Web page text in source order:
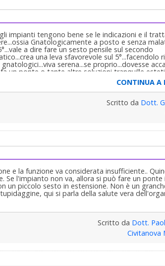
impianti tengono bene se le indicazioni e il
Gnatologicamente a posto e senza
a dire fare un sesto pensile sul secondo
una leva sfavorevole sul 5°...facendolo
serena...se proprio...dovesse
un ponte o tante altre soluzioni tranquille
PettiCONTINUA A
Scritto da Dott.
e la funzione va considerata insufficiente..
Se l'impianto non va, allora si può fare un ponte
un piccolo sesto in estensione. Non è un
qui si parla della salute vera
Scritto da Dott.
Civitanova